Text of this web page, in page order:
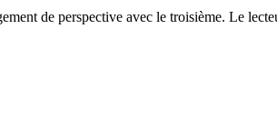
de perspective avec le troisième. Le